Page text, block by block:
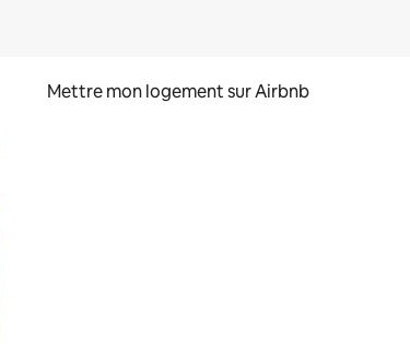
Mettre mon logement sur Airbnb